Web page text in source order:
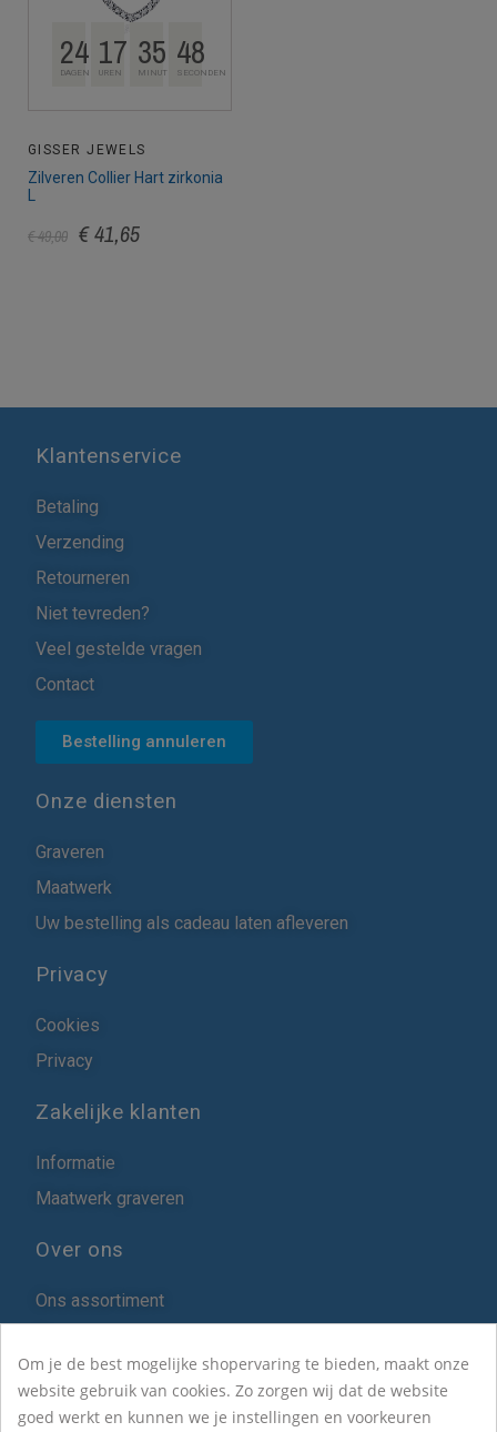
24
DAGEN 17
UREN 35
MINUTEN48
SECONDEN
GISSER JEWELS
Zilveren Collier Hart zirkonia
L
€ 49,00 € 41,65
Klantenservice
Betaling
Verzending
Retourneren
Niet tevreden?
Veel gestelde vragen
Contact
Bestelling annuleren
Onze diensten
Graveren
Maatwerk
Uw bestelling als cadeau laten afleveren
Privacy
Cookies
Privacy
Zakelijke klanten
Informatie
Maatwerk graveren
Over ons
Ons assortiment
Over Het ZilverHuys
Om je de best mogelijke shopervaring te bieden, maakt onze
website gebruik van cookies. Zo zorgen wij dat de website
goed werkt en kunnen we je instellingen en voorkeuren